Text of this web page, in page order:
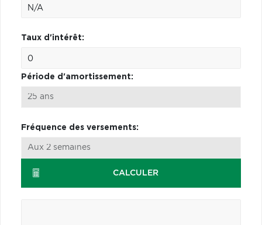
Taux d'intérêt:
Période d'amortissement:
Fréquence des versements:
CALCULER